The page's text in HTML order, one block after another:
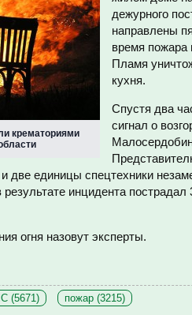
крематориями
дежурного
направлены
время пожара
Пламя
кухня.
Спустя два
сигнал о
две единицы спецтехники
инцидента
огня назовут эксперты.
(5671) пожар (3215)